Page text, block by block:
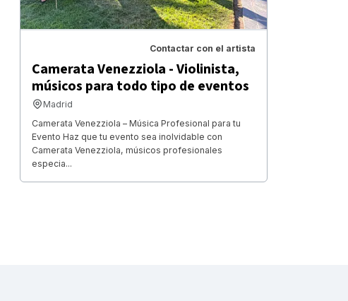
Contactar con el artista
Camerata Venezziola - Violinista,
músicos para todo tipo de eventos
Madrid
Camerata Venezziola – Música Profesional para tu
Evento Haz que tu evento sea inolvidable con
Camerata Venezziola, músicos profesionales
especia...